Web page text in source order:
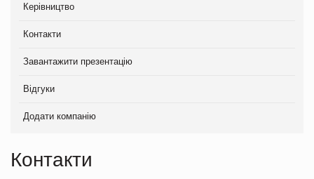
Керівництво
Контакти
Завантажити презентацію
Відгуки
Додати компанію
Контакти